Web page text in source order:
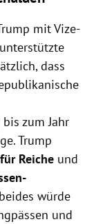
mit Vize-
dass
zum Jahr
Trump
Reiche und
würde
und